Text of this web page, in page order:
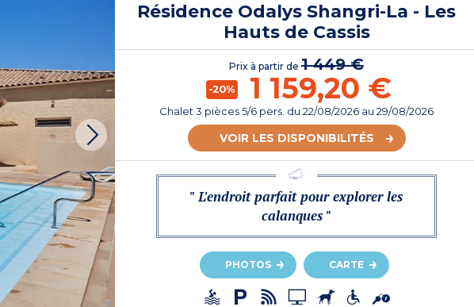
Résidence Odalys Shangri-La - Les
Hauts de Cassis
Prix à partir de 1 449 €
-20% 1 159,20 €
Chalet 3 pièces 5/6 pers. du 22/08/2026 au 29/08/2026
VOIR LES DISPONIBILITÉS
" L'endroit parfait pour explorer les
calanques "
PHOTOS CARTE